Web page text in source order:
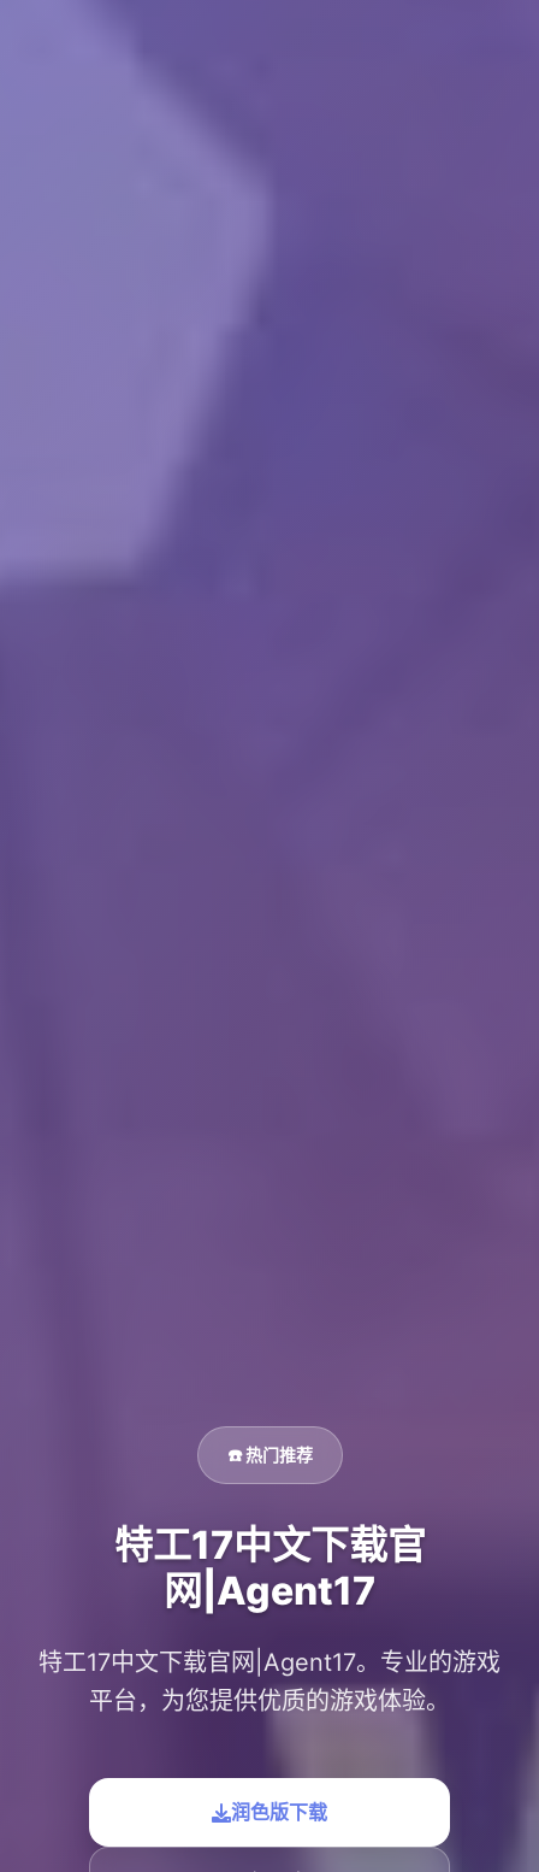
☎️ 热门推荐
特工17中文下载官
网|Agent17
特工17中文下载官网|Agent17。专业的游戏
平台，为您提供优质的游戏体验。
润色版下载